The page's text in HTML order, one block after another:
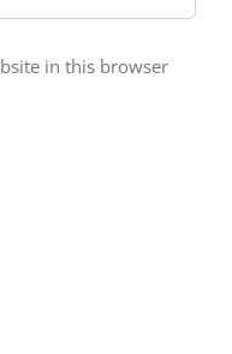
in this browser